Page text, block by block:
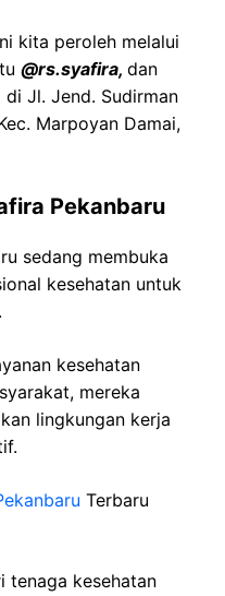
kita peroleh melalui
@rs.syafira, dan
Jl. Jend. Sudirman
Marpoyan Damai,
Pekanbaru
sedang membuka
kesehatan untuk
kesehatan
mereka
lingkungan kerja
Terbaru
tenaga kesehatan